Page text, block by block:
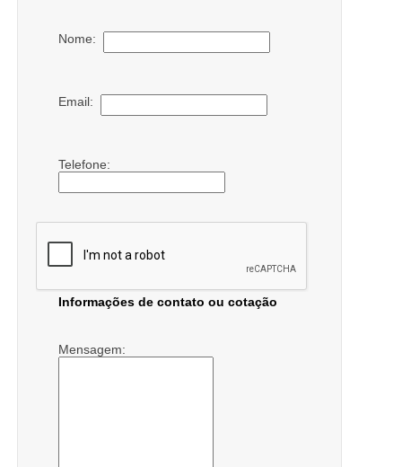
Nome:
Email:
Telefone:
Informações de contato ou cotação
Mensagem: